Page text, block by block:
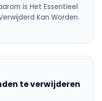
is Het Essentieel
Kan Worden.
te verwijderen